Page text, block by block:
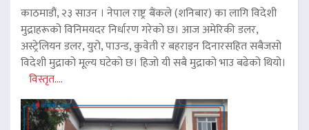
काठमाडौं, २३ साउन । नेपाल राष्ट्र बैंकले (शनिबार) का लागि विदेशी
मुद्राहरूको विनिमयदर निर्धारण गरेको छ। आज अमेरिकी डलर,
अस्ट्रेलियन डलर, युरो, पाउन्ड, कुवेती र बहराइन दिनारसहित सबैजसो
विदेशी मुद्राको मूल्य घटेको छ। हिजो यी सबै मुद्राको भाउ बढेको थियो।
विस्तृत....